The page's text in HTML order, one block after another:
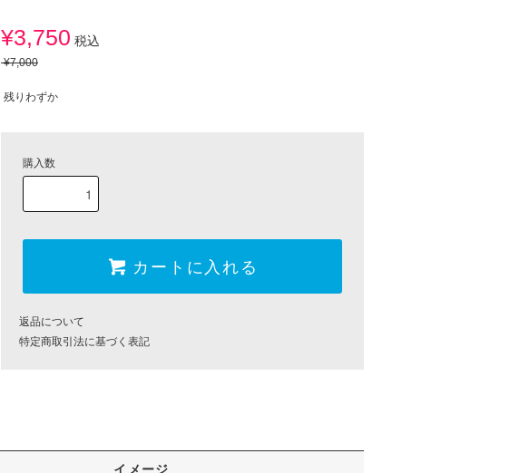
¥3,750 税込
¥7,000
残りわずか
購入数
カートに入れる
返品について
特定商取引法に基づく表記
イメージ